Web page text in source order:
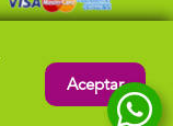
Aceptar